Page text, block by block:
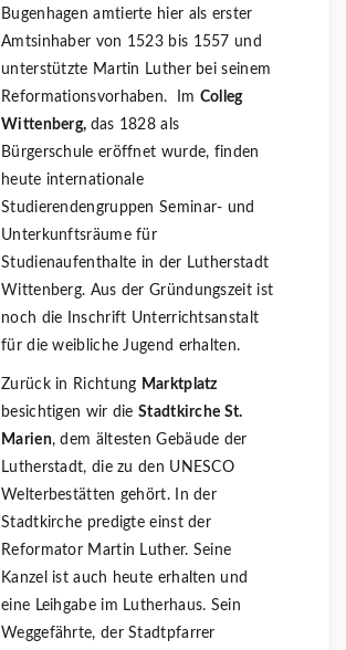
Bugenhagen amtierte hier als erster
Amtsinhaber von 1523 bis 1557 und
unterstützte Martin Luther bei seinem
Reformationsvorhaben. Im Colleg
Wittenberg, das 1828 als
Bürgerschule eröffnet wurde, finden
heute internationale
Studierendengruppen Seminar- und
Unterkunftsräume für
Studienaufenthalte in der Lutherstadt
Wittenberg. Aus der Gründungszeit ist
noch die Inschrift Unterrichtsanstalt
für die weibliche Jugend erhalten.
Zurück in Richtung Marktplatz
besichtigen wir dieStadtkirche St.
Marien, dem ältesten Gebäude der
Lutherstadt, die zu den UNESCO
Welterbestätten gehört. In der
Stadtkirche predigte einst der
Reformator Martin Luther. Seine
Kanzel ist auch heute erhalten und
eine Leihgabe im Lutherhaus. Sein
Weggefährte, der Stadtpfarrer